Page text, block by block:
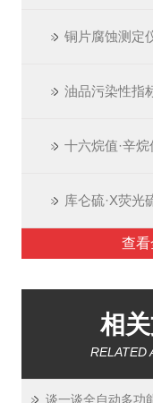
铜片腐蚀测定
油品污染性指
十六烷值·辛
库仑硫·X荧光
查看
相
RELATED